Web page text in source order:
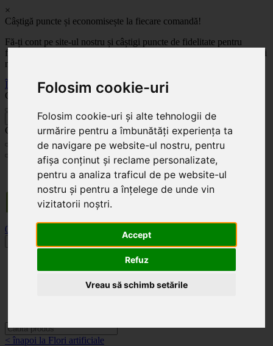
Folosim cookie-uri
Folosim cookie-uri și alte tehnologii de
urmărire pentru a îmbunătăți experiența ta
de navigare pe website-ul nostru, pentru
afișa conținut și reclame personalizate,
pentru a analiza traficul de pe website-ul
nostru și pentru a înțelege de unde vin
vizitatorii noștri.
Accept
Refuz
Vreau să schimb setările
×
Câștigă puncte și economisește la fiecare comandă!
Fă-ți cont pe site-ul nostru și câștigi puncte de fidelitate pentru
fiecare comandă! Cu cât comanzi mai mult, cu atât economisești mai
mult!
Înregistrează-te acum
Celoplast
Celoplast
Transportul este GRATUIT pentru comenzile mai mari de 350 Lei. Comanda minimă în
valoare de 100 Lei. Expediere în 1 - 2 zile lucrătoare.
0
Categorii
< înapoi la Flori artificiale